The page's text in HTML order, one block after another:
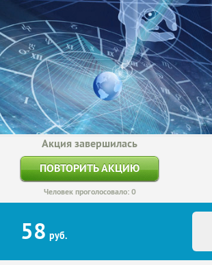
Акция завершилась
ПОВТОРИТЬ АКЦИЮ
Человек проголосовало: 0
58 руб.